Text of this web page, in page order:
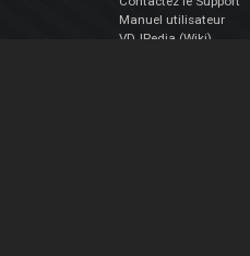
Manuel utilisateur
VDJPedia (Wiki)